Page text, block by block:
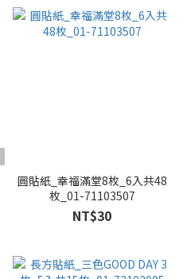
圓貼紙_幸福滿堂8枚_6入共48
枚_01-71103507
NT$30